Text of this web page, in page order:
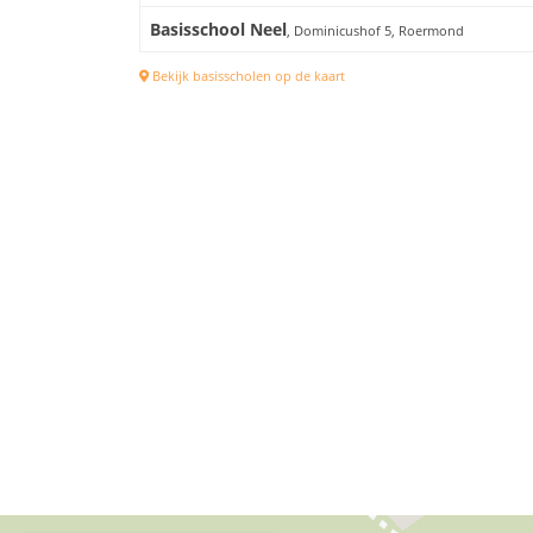
Basisschool Neel, Dominicushof 5, Roermond
Bekijk basisscholen op de kaart